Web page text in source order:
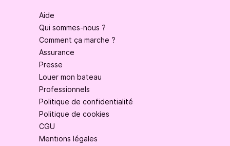
Aide
Qui sommes-nous ?
Comment ça marche ?
Assurance
Presse
Louer mon bateau
Professionnels
Politique de confidentialité
Politique de cookies
CGU
Mentions légales